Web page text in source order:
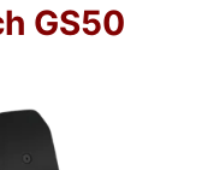
GS50